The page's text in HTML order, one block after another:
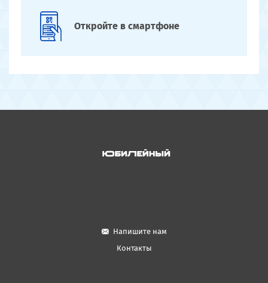
Откройте в смартфоне
Напишите нам
Контакты